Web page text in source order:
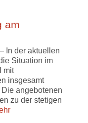
am
In der aktuellen
Situation im
mit
insgesamt
angebotenen
zu der stetigen